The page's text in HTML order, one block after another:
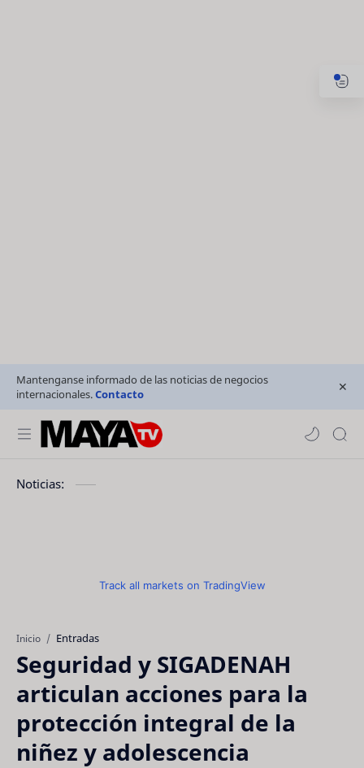
Mantenganse informado de las noticias de negocios
internacionales.Contacto
Noticias:
Track all markets on TradingView
Inicio Entradas
Seguridad y SIGADENAH
articulan acciones para la
protección integral de la
niñez y adolescencia